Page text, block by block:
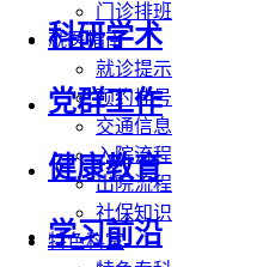
门诊排班
就医指南
就诊提示
预约挂号
交通信息
入院流程
出院流程
社保知识
特色科室
科研学术
党群工作
健康教育
学习前沿